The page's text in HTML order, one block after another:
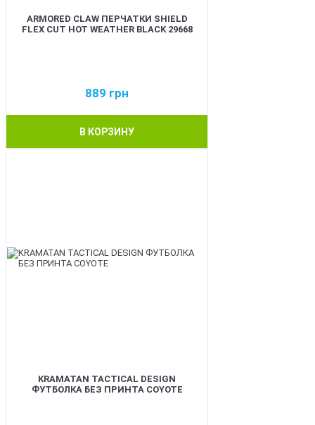
ARMORED CLAW ПЕРЧАТКИ SHIELD
FLEX CUT HOT WEATHER BLACK 29668
889 грн
В КОРЗИНУ
KRAMATAN TACTICAL DESIGN
ФУТБОЛКА БЕЗ ПРИНТА COYOTE